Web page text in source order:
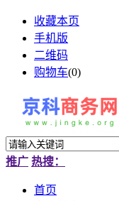
收藏本页
手机版
二维码
购物车(0)
推广 热搜：
首页